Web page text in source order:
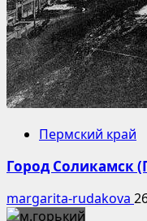
Пермский край
Город Соликамск
margarita-rudakova